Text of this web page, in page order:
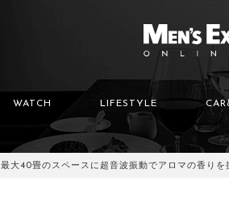
WATCH LIFESTYLE
最大40畳のスペースに超音波振動でアロマの香りを